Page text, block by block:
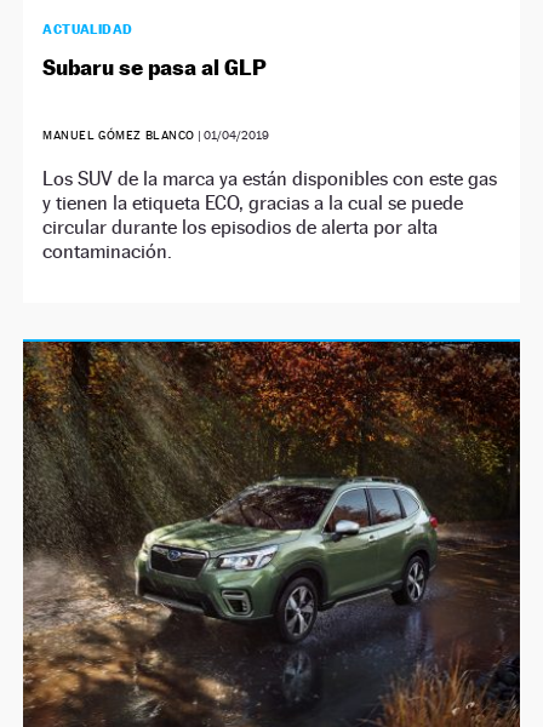
ACTUALIDAD
Subaru se pasa al GLP
MANUEL GÓMEZ BLANCO |01/04/2019
Los SUV de la marca ya están disponibles con este gas
y tienen la etiqueta ECO, gracias a la cual se puede
circular durante los episodios de alerta por alta
contaminación.